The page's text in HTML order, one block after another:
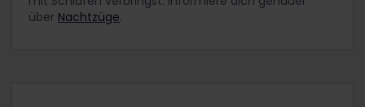
über Nachtzüge.